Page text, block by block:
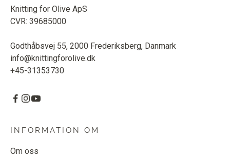
Knitting for Olive ApS
CVR: 39685000
Godthåbsvej 55, 2000 Frederiksberg, Danmark
info@knittingforolive.dk
+45-31353730
INFORMATION OM
Om oss